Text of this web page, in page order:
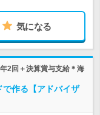
気になる
2回＋決算賞与支給＊海
作る【アドバイザ